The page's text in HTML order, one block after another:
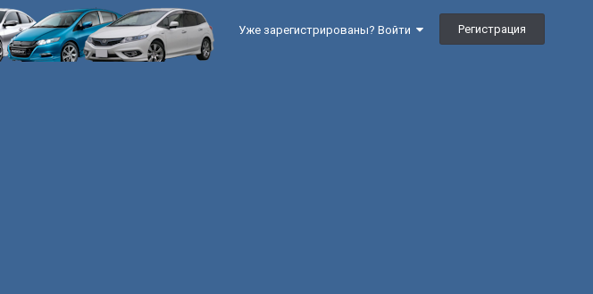
Уже зарегистрированы? Войти Регистрация